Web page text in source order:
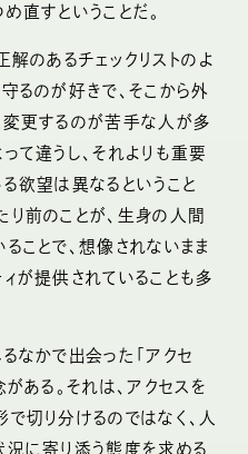
直すということだ。
解のあるチェックリストのよ
るのが好きで、そこから外
変更するのが苦手な人が多
て違うし、それよりも重要
欲望は異なるということ
前のことが、生身の人間
ことで、想像されないまま
が提供されていることも多
なかで出会った「アクセ
ある。それは、アクセスを
切り分けるのではなく、人